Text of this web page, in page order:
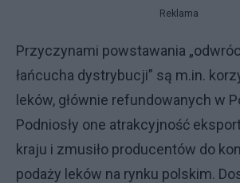
Reklama
Przyczynami powstawania
łańcucha dystrybucji” są m.in.
leków, głównie refundowanych w
Podniosły one atrakcyjność
kraju i zmusiło producentów do
podaży leków na rynku polskim.